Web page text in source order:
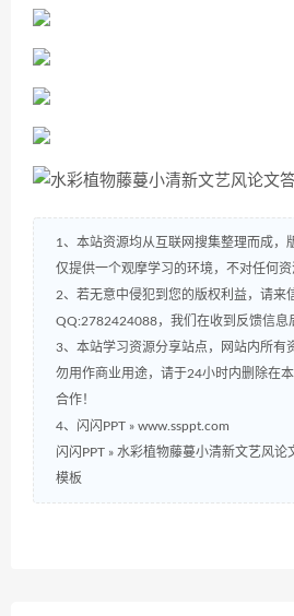
1、本站资源均从互联网搜集整理而成，
仅提供一个观摩学习的环境，不对任何资
2、若无意中侵犯到您的版权利益，请来
QQ:2782424088，我们在收到反馈信息
3、本站学习资源分享站点，网站内所有
勿用作商业用途，请于24小时内删除在
合作！
4、闪闪PPT » www.ssppt.com
闪闪PPT » 水彩植物藤蔓小清新文艺风论
模板